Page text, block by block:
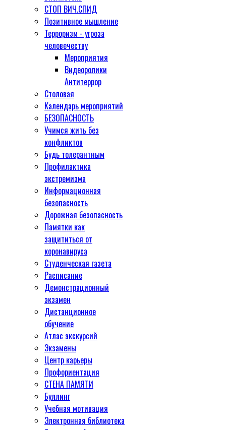
СТОП ВИЧ.СПИД
Позитивное мышление
Терроризм - угроза
человечеству
Мероприятия
Видеоролики
Антитеррор
Столовая
Календарь мероприятий
БЕЗОПАСНОСТЬ
Учимся жить без
конфликтов
Будь толерантным
Профилактика
экстремизма
Информационная
безопасность
Дорожная безопасность
Памятки как
защититься от
коронавируса
Студенческая газета
Расписание
Демонстрационный
экзамен
Дистанционное
обучение
Атлас экскурсий
Экзамены
Центр карьеры
Профориентация
СТЕНА ПАМЯТИ
Буллинг
Учебная мотивация
Электронная библиотека